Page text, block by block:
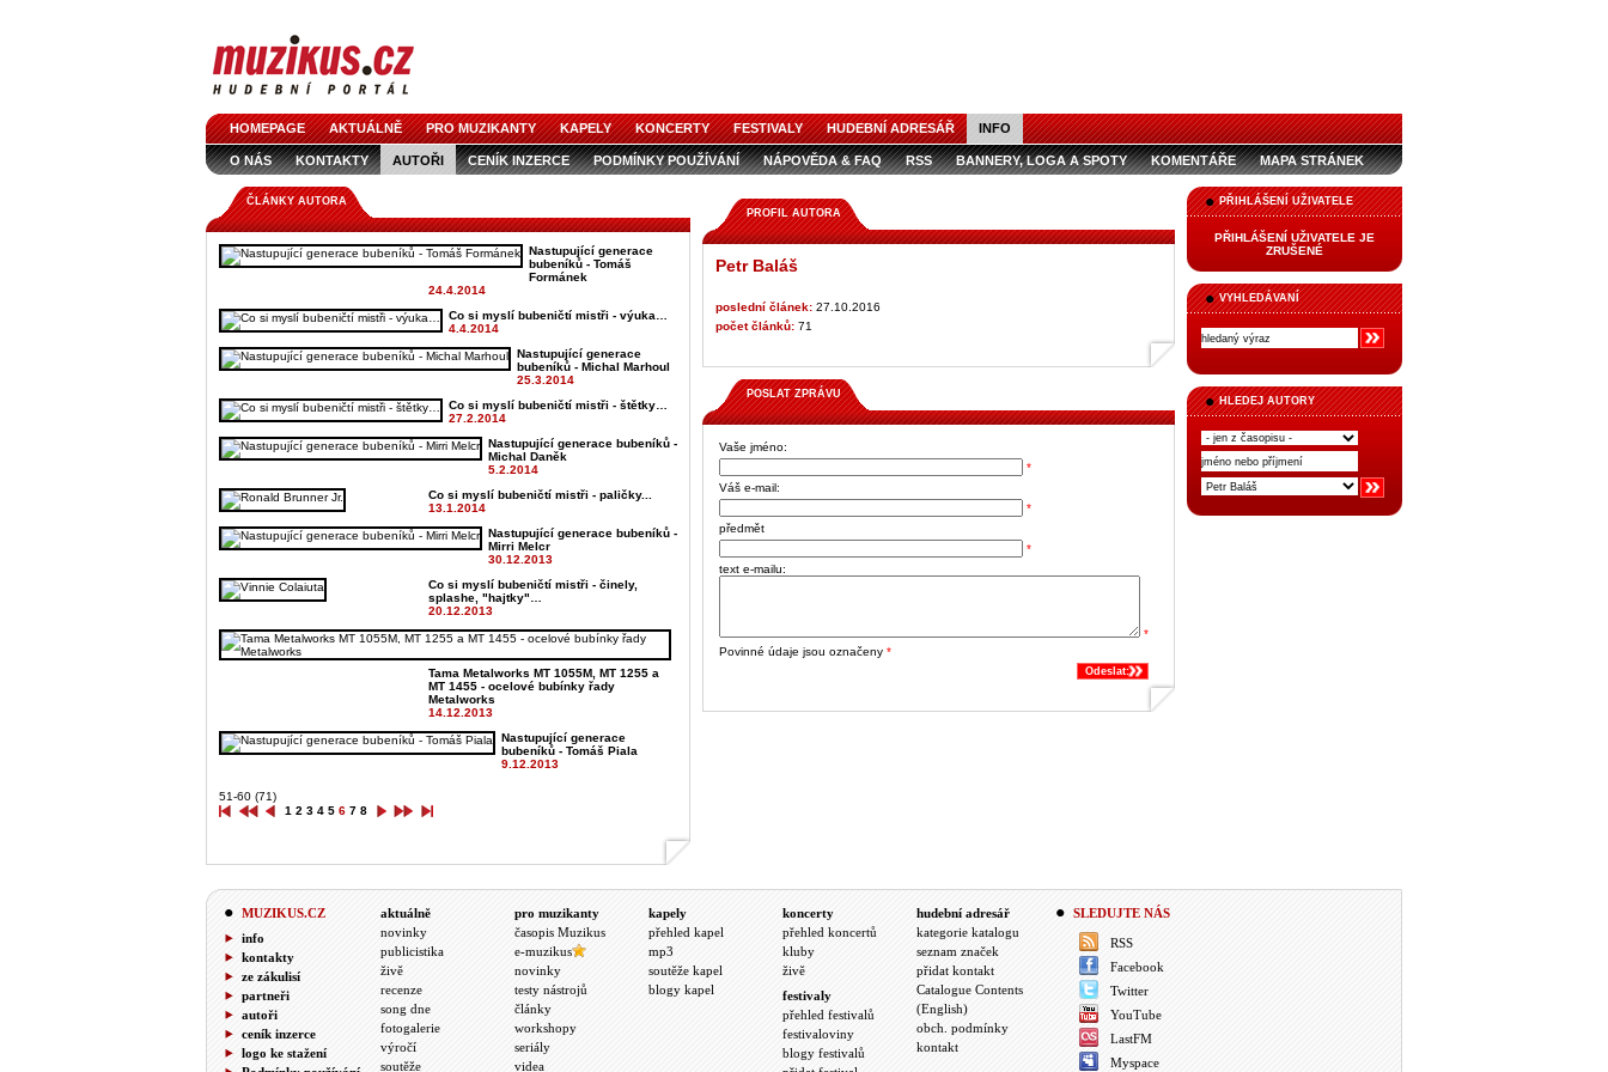
HOMEPAGE AKTUÁLNĚ PRO MUZIKANTY KAPELY KONCERTY FESTIVALY HUDEBNÍ ADRESÁŘ INFO
O NÁS KONTAKTY AUTOŘI CENÍK INZERCE PODMÍNKY POUŽÍVÁNÍ NÁPOVĚDA & FAQ RSS BANNERY, LOGA A SPOTY KOMENTÁŘE MAPA STRÁNEK
LOGO KE STAŽENÍ
PŘIHLÁŠENÍ UŽIVATELE
PŘIHLÁŠENÍ UŽIVATELE JE
ZRUŠENÉ
VYHLEDÁVANÍ
HLEDEJ AUTORY
ČLÁNKY AUTORA
Nastupující generace
bubeníků - Tomáš
Formánek
24.4.2014
Co si myslí bubeničtí mistři - výuka…
4.4.2014
Nastupující generace
bubeníků - Michal Marhoul
25.3.2014
Co si myslí bubeničtí mistři - štětky…
27.2.2014
Nastupující generace bubeníků -
Michal Daněk
5.2.2014
Co si myslí bubeničtí mistři - paličky...
13.1.2014
Nastupující generace bubeníků -
Mirri Melcr
30.12.2013
Co si myslí bubeničtí mistři - činely,
splashe, "hajtky"…
20.12.2013
Tama Metalworks MT 1055M, MT 1255 a
MT 1455 - ocelové bubínky řady
Metalworks
14.12.2013
Nastupující generace
bubeníků - Tomáš Piala
9.12.2013
51-60 (71)
1 2 3 4 5 6 7 8
PROFIL AUTORA
Petr Baláš
poslední článek: 27.10.2016
počet článků: 71
POSLAT ZPRÁVU
Vaše jméno:
*
Váš e-mail:
*
předmět
*
text e-mailu:
*
Povinné údaje jsou označeny *
Odeslat:
MUZIKUS.CZ
info
kontakty
ze zákulisí
partneři
autoři
ceník inzerce
logo ke stažení
aktuálně
novinky
publicistika
živě
recenze
song dne
fotogalerie
výročí
soutěže
pro muzikanty
časopis Muzikus
e-muzikus
novinky
testy nástrojů
články
workshopy
seriály
videa
kapely
přehled kapel
mp3
soutěže kapel
blogy kapel
koncerty
přehled koncertů
kluby
živě
festivaly
přehled festivalů
festivaloviny
blogy festivalů
hudební adresář
kategorie katalogu
seznam značek
přidat kontakt
Catalogue Contents
(English)
obch. podmínky
kontakt
SLEDUJTE NÁS
RSS
Facebook
Twitter
YouTube
LastFM
Myspace